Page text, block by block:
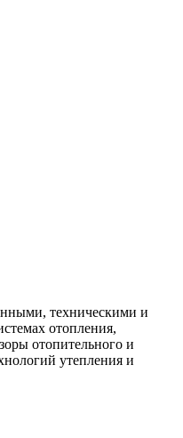
техническими и
отопления,
отопительного и
утепления и